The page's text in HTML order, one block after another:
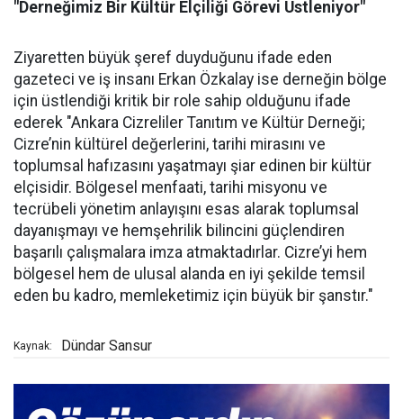
"Derneğimiz Bir Kültür Elçiliği Görevi Üstleniyor"
Ziyaretten büyük şeref duyduğunu ifade eden
gazeteci ve iş insanı Erkan Özkalay ise derneğin bölge
için üstlendiği kritik bir role sahip olduğunu ifade
ederek "Ankara Cizreliler Tanıtım ve Kültür Derneği;
Cizre’nin kültürel değerlerini, tarihi mirasını ve
toplumsal hafızasını yaşatmayı şiar edinen bir kültür
elçisidir. Bölgesel menfaati, tarihi misyonu ve
tecrübeli yönetim anlayışını esas alarak toplumsal
dayanışmayı ve hemşehrilik bilincini güçlendiren
başarılı çalışmalara imza atmaktadırlar. Cizre’yi hem
bölgesel hem de ulusal alanda en iyi şekilde temsil
eden bu kadro, memleketimiz için büyük bir şanstır."
Kaynak: Dündar Sansur